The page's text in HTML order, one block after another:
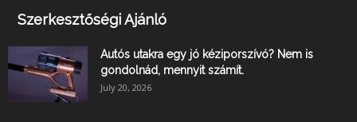
Szerkesztőségi Ajánló
Autós utakra egy jó kéziporszívó? Nem is
gondolnád, mennyit számít.
July 20, 2026